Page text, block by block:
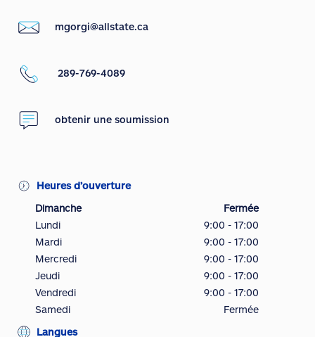
mgorgi@allstate.ca
289-769-4089
obtenir une soumission
Heures d’ouverture
Dimanche
Fermée
Lundi
9:00 - 17:00
Mardi
9:00 - 17:00
Mercredi
9:00 - 17:00
Jeudi
9:00 - 17:00
Vendredi
9:00 - 17:00
Samedi
Fermée
Langues